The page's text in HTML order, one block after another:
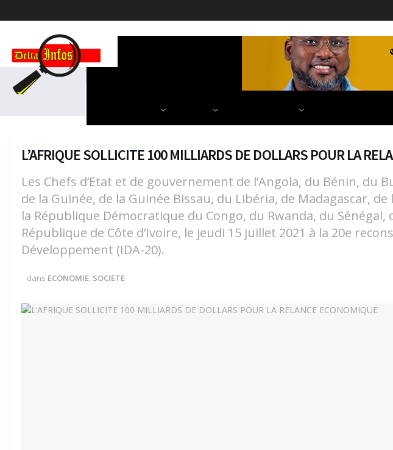
ECONOMIE FINANCE
L’AFRIQUE SOLLICITE 100 MILLIARDS DE DOLLARS POUR LA
Les Chefs d’Etat et de gouvernement de l’Angola, du Bénin, du
de la Guinée, de la Guinée Bissau, du Libéria, de Madagascar,
la République Démocratique du Congo, du Rwanda, du
République de Côte d’Ivoire, le jeudi 15 juillet 2021 à la 20e
Développement (IDA-20).
dans ECONOMIE SOCIETE